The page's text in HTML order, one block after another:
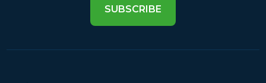
SUBSCRIBE